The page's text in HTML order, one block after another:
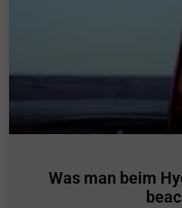
Was man beim